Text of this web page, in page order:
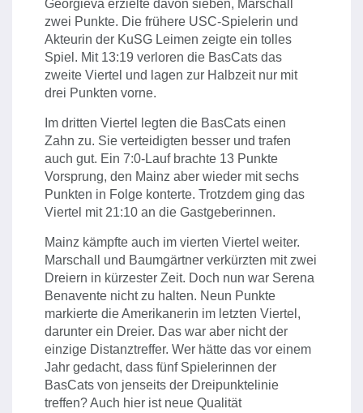
Georgieva erzielte davon sieben, Marschall
zwei Punkte. Die frühere USC-Spielerin und
Akteurin der KuSG Leimen zeigte ein tolles
Spiel. Mit 13:19 verloren die BasCats das
zweite Viertel und lagen zur Halbzeit nur mit
drei Punkten vorne.
Im dritten Viertel legten die BasCats einen
Zahn zu. Sie verteidigten besser und trafen
auch gut. Ein 7:0-Lauf brachte 13 Punkte
Vorsprung, den Mainz aber wieder mit sechs
Punkten in Folge konterte. Trotzdem ging das
Viertel mit 21:10 an die Gastgeberinnen.
Mainz kämpfte auch im vierten Viertel weiter.
Marschall und Baumgärtner verkürzten mit zwei
Dreiern in kürzester Zeit. Doch nun war Serena
Benavente nicht zu halten. Neun Punkte
markierte die Amerikanerin im letzten Viertel,
darunter ein Dreier. Das war aber nicht der
einzige Distanztreffer. Wer hätte das vor einem
Jahr gedacht, dass fünf Spielerinnen der
BasCats von jenseits der Dreipunktelinie
treffen? Auch hier ist neue Qualität